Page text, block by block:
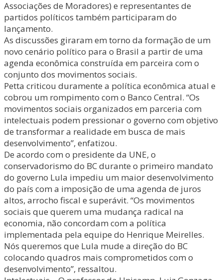
Associações de Moradores) e representantes de
partidos políticos também participaram do
lançamento.
As discussões giraram em torno da formação de um
novo cenário político para o Brasil a partir de uma
agenda econômica construída em parceira com o
conjunto dos movimentos sociais.
Petta criticou duramente a política econômica atual e
cobrou um rompimento com o Banco Central. “Os
movimentos sociais organizados em parceria com
intelectuais podem pressionar o governo com objetivo
de transformar a realidade em busca de mais
desenvolvimento”, enfatizou.
De acordo com o presidente da UNE, o
conservadorismo do BC durante o primeiro mandato
do governo Lula impediu um maior desenvolvimento
do país com a imposição de uma agenda de juros
altos, arrocho fiscal e superávit. “Os movimentos
sociais que querem uma mudança radical na
economia, não concordam com a política
implementada pela equipe do Henrique Meirelles.
Nós queremos que Lula mude a direção do BC
colocando quadros mais comprometidos com o
desenvolvimento”, ressaltou.